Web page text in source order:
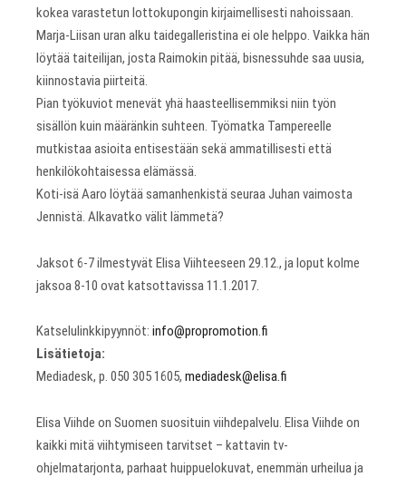
kokea varastetun lottokupongin kirjaimellisesti nahoissaan.
Marja-Liisan uran alku taidegalleristina ei ole helppo. Vaikka hän
löytää taiteilijan, josta Raimokin pitää, bisnessuhde saa uusia,
kiinnostavia piirteitä.
Pian työkuviot menevät yhä haasteellisemmiksi niin työn
sisällön kuin määränkin suhteen. Työmatka Tampereelle
mutkistaa asioita entisestään sekä ammatillisesti että
henkilökohtaisessa elämässä.
Koti-isä Aaro löytää samanhenkistä seuraa Juhan vaimosta
Jennistä. Alkavatko välit lämmetä?
Jaksot 6-7 ilmestyvät Elisa Viihteeseen 29.12., ja loput kolme
jaksoa 8-10 ovat katsottavissa 11.1.2017.
Katselulinkkipyynnöt: info@propromotion.fi
Lisätietoja:
Mediadesk, p. 050 305 1605, mediadesk@elisa.fi
Elisa Viihde on Suomen suosituin viihdepalvelu. Elisa Viihde on
kaikki mitä viihtymiseen tarvitset – kattavin tv-
ohjelmatarjonta, parhaat huippuelokuvat, enemmän urheilua ja